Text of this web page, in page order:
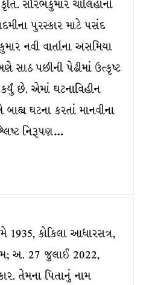
સૌરભકુમાર ચાલિહાનો
પુરસ્કાર માટે પસંદ
નવી વાર્તાના અસમિયા
સાઠ પછીની પેઢીમાં ઉત્કૃષ્ટ
કર્યું છે. એમાં ઘટનાવિહીન
ઘટના કરતાં માનવીના
નિરૂપણ…
1935, કોકિલા આધારસત્ર,
અ. 27 જુલાઈ 2022,
તેમના પિતાનું નામ